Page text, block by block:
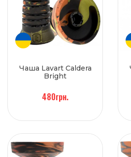
Чаша Lavart Caldera
Bright
480грн.